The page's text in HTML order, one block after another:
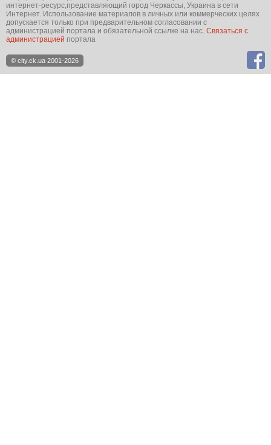
интернет-ресурс,представляющий город Черкассы, Украина в сети
Интернет. Использование материалов в личных или коммерческих целях
допускается только при предварительном согласовании с
администрацией портала и обязательной ссылке на нас. Связаться с
администрацией портала
© city.ck.ua 2001-2026